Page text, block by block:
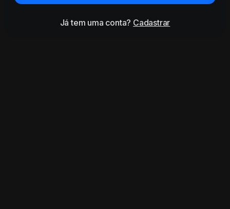
Já tem uma conta? Cadastrar